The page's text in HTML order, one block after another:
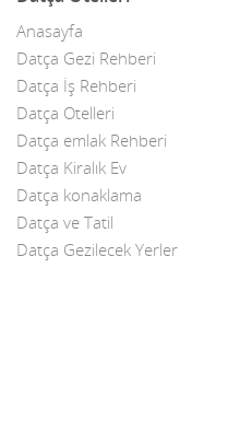
Çelik Kapı
Çiçekçiler
Datça Bademi
Datça Feribot
Datça Köy Ürünleri
Anasayfa
Datça Gezi Rehberi
Datça İş Rehberi
Datça Otelleri
Datça emlak Rehberi
Datça Kiralık Ev
Datça konaklama
Datça ve Tatil
Datça Gezilecek Yerler